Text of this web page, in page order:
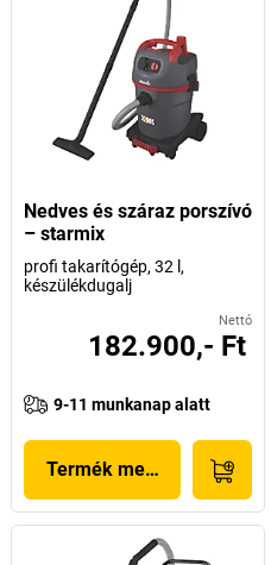
Nedves és száraz porszívó
– starmix
profi takarítógép, 32 l,
készülékdugalj
Nettó
182.900,- Ft
9-11 munkanap alatt
Termék megjelenítése